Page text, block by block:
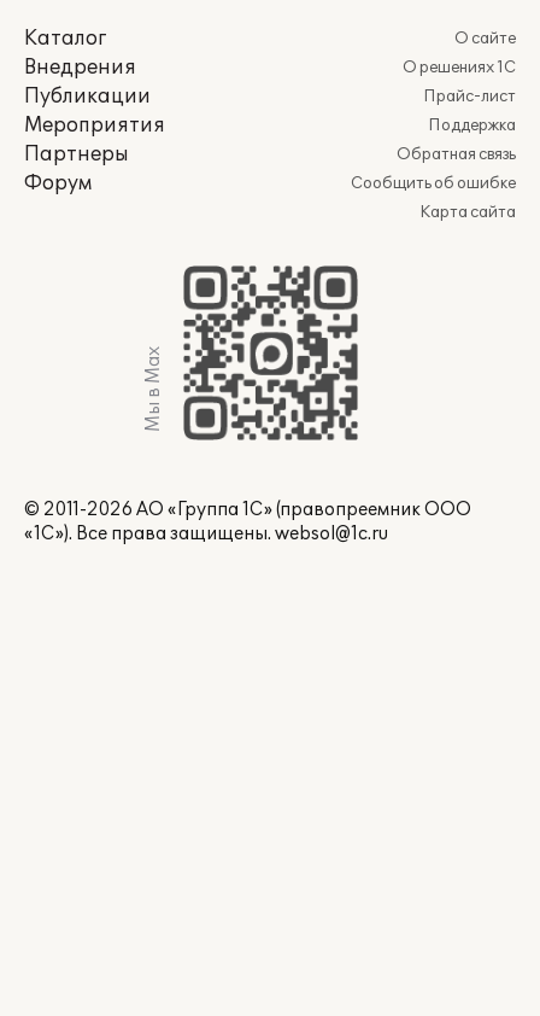
Каталог
Внедрения
Публикации
Мероприятия
Партнеры
Форум
О сайте
О решениях 1С
Прайс-лист
Поддержка
Обратная связь
Сообщить об ошибке
Карта сайта
Мы в Max
© 2011-2026 АО «Группа 1С» (правопреемник ООО
«1С»). Все права защищены. websol@1c.ru